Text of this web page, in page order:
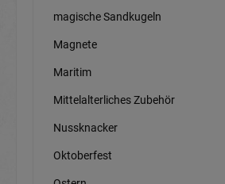
magische Sandkugeln
Magnete
Maritim
Mittelalterliches Zubehör
Nussknacker
Oktoberfest